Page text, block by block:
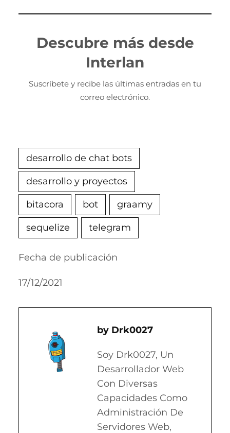
Descubre más desde
Interlan
Suscríbete y recibe las últimas entradas en tu
correo electrónico.
desarrollo de chat bots
desarrollo y proyectos
bitacora bot graamy
sequelize telegram
Fecha de publicación
17/12/2021
Drk0027
Soy Drk0027, Un
Desarrollador Web
Con Diversas
Capacidades Como
Administración De
Servidores Web,